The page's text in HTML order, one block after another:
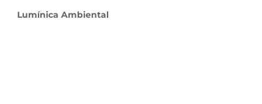
Lumínica Ambiental